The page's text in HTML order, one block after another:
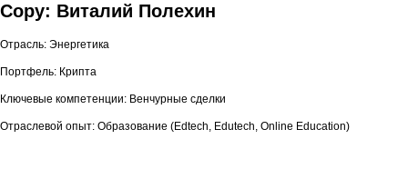
Copy: Виталий Полехин
Отрасль: Энергетика
Портфель: Крипта
Ключевые компетенции: Венчурные сделки
Отраслевой опыт: Образование (Edtech, Edutech, Online Education)